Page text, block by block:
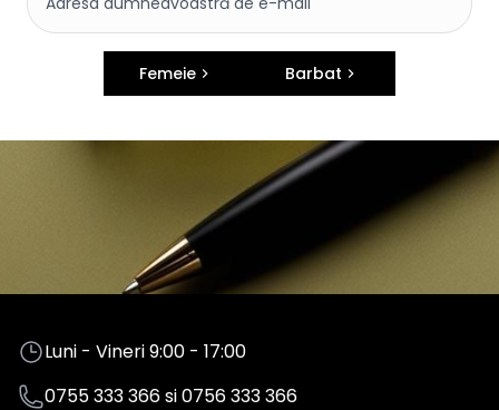
Femeie Barbat
Luni - Vineri 9:00 - 17:00
0755 333 366si0756 333 366